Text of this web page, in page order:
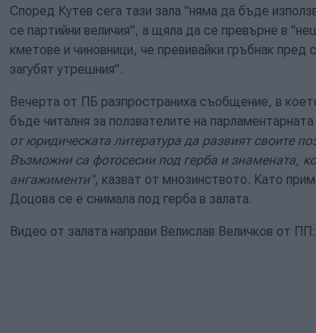
Според Кутев сега тази зала "няма да бъде
се партийни величия", а щяла да се превърне в
кметове и чиновници, че превивайки гръбнак
загубят утрешния".
Вечерта от ПБ разпространиха съобщение, в
бъде читалня за ползвателите на
от юридическата литература да развият своите
Възможни са фотосесии под герба и знамената,
ангажименти", казват от мнозинството. Като
Доцова се е снимала под герба в залата.
Видео от залата направи Велислав Величков от ПП: